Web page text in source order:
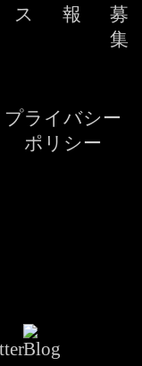
ス
報
募
集
プライバシー
ポリシー